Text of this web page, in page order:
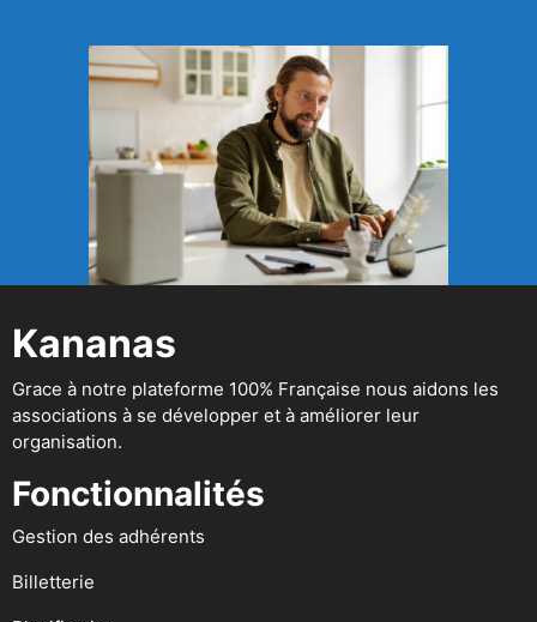
Kananas
Grace à notre plateforme 100% Française nous aidons les
associations à se développer et à améliorer leur
organisation.
Fonctionnalités
Gestion des adhérents
Billetterie